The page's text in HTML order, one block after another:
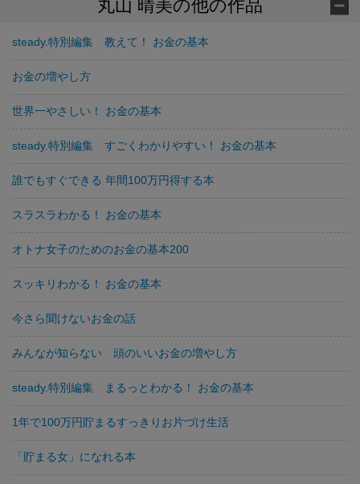
丸山 晴美の他の作品
steady.特別編集 教えて！ お金の基本
お金の増やし方
世界一やさしい！ お金の基本
steady.特別編集 すごくわかりやすい！ お金の基本
誰でもすぐできる 年間100万円得する本
スラスラわかる！ お金の基本
オトナ女子のためのお金の基本200
スッキリわかる！ お金の基本
今さら聞けないお金の話
みんなが知らない 頭のいいお金の増やし方
steady.特別編集 まるっとわかる！ お金の基本
1年で100万円貯まるすっきりお片づけ生活
「貯まる女」になれる本